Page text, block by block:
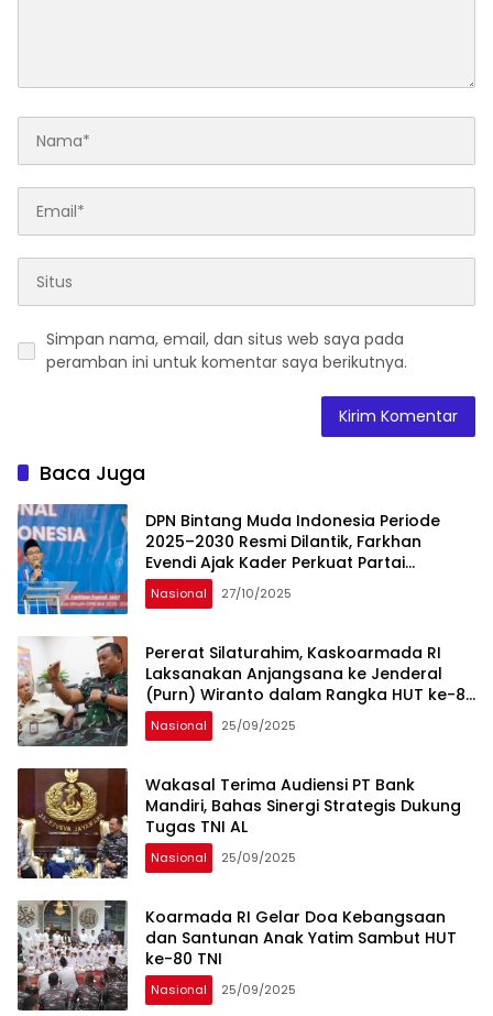
Simpan nama, email, dan situs web saya pada
peramban ini untuk komentar saya berikutnya.
Baca Juga
DPN Bintang Muda Indonesia Periode
2025–2030 Resmi Dilantik, Farkhan
Evendi Ajak Kader Perkuat Partai
Demokrat
Nasional 27/10/2025
Pererat Silaturahim, Kaskoarmada RI
Laksanakan Anjangsana ke Jenderal
(Purn) Wiranto dalam Rangka HUT ke-80
TNI
Nasional 25/09/2025
Wakasal Terima Audiensi PT Bank
Mandiri, Bahas Sinergi Strategis Dukung
Tugas TNI AL
Nasional 25/09/2025
Koarmada RI Gelar Doa Kebangsaan
dan Santunan Anak Yatim Sambut HUT
ke-80 TNI
Nasional 25/09/2025